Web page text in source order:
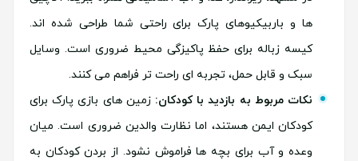
ها و باربیکیوهای پارک برای راحتی شما طراحی شده اند.
کیسه زباله برای حفظ پاکیزگی محیط ضروری است. وسایل
سبک و قابل حمل، تجربه ای راحت تر فراهم می کنند.
نکات مربوط به بازدید با کودکان: زمین های بازی پارک برای
کودکان ایمن هستند، اما نظارت والدین ضروری است. میان
وعده و آب برای بچه ها فراموش نشود. از بردن کودکان به